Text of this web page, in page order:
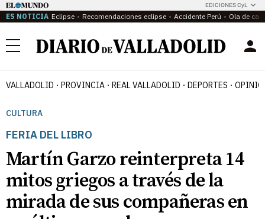
EDICIONES CyL
ES NOTICIA Eclipse Recomendaciones eclipse Accidente Perú Ola de
Menú
VALLADOLID PROVINCIA REAL VALLADOLID DEPORTES
CULTURA
FERIA DEL LIBRO
Martín Garzo reinterpreta 14
mitos griegos a través de la
mirada de sus compañeras en